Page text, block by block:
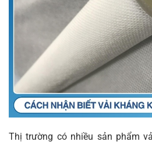
Thị trường có nhiều sản phẩm